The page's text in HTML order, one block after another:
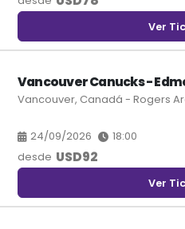
Ver
Vancouver Canucks -
Vancouver, Canadá - Rogers
24/09/2026
18:00
desde USD92
Ver